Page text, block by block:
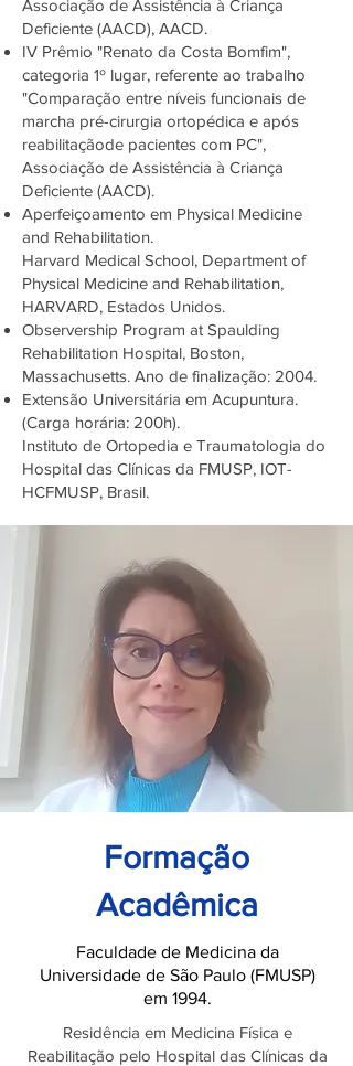
Associação de Assistência à Criança
Deficiente (AACD), AACD.
IV Prêmio "Renato da Costa Bomfim",
categoria 1º lugar, referente ao trabalho
"Comparação entre níveis funcionais de
marcha pré-cirurgia ortopédica e após
reabilitaçãode pacientes com PC",
Associação de Assistência à Criança
Deficiente (AACD).
Aperfeiçoamento em Physical Medicine
and Rehabilitation.
Harvard Medical School, Department of
Physical Medicine and Rehabilitation,
HARVARD, Estados Unidos.
Observership Program at Spaulding
Rehabilitation Hospital, Boston,
Massachusetts. Ano de finalização: 2004.
Extensão Universitária em Acupuntura.
(Carga horária: 200h).
Instituto de Ortopedia e Traumatologia do
Hospital das Clínicas da FMUSP, IOT-
HCFMUSP, Brasil.
Formação
Acadêmica
Faculdade de Medicina da
Universidade de São Paulo (FMUSP)
em 1994.
Residência em Medicina Física e
Reabilitação pelo Hospital das Clínicas da